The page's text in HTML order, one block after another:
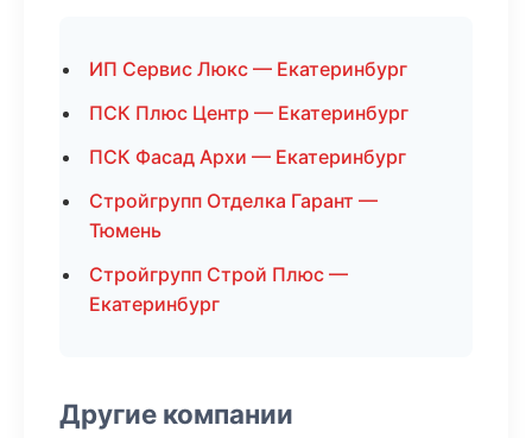
ИП Сервис Люкс — Екатеринбург
ПСК Плюс Центр — Екатеринбург
ПСК Фасад Архи — Екатеринбург
Стройгрупп Отделка Гарант —
Тюмень
Стройгрупп Строй Плюс —
Екатеринбург
Другие компании